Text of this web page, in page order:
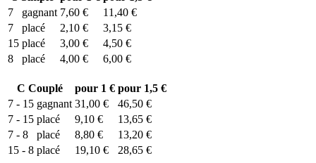
7
gagnant 7,60 €
11,40 €
7
placé 2,10 €
3,15 €
15 placé 3,00 €
4,50 €
8
placé 4,00 € 6,00 €
C Couplé pour 1 € pour 1,5 €
7 - 15 gagnant 31,00 €
46,50 €
7 - 15 placé 9,10 €
13,65 €
7 - 8
placé 8,80 €
13,20 €
15 - 8 placé 19,10 € 28,65 €